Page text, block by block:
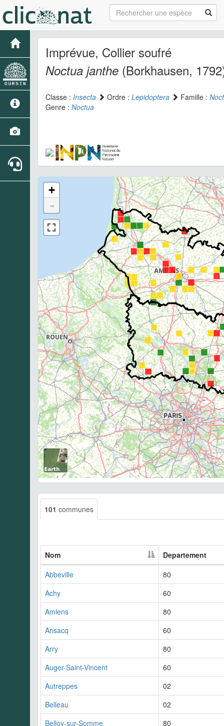
Imprévue, Collier soufré
Noctua janthe (Borkhausen,
Classe : Insecta Ordre : Lepidoptera Famille :
Genre : Noctua
+
-
101 communes
Nom
Departement
Abbeville
80
Achy
60
Amiens
80
Ansacq
60
Arry
80
Auger-Saint-Vincent
60
Autreppes
02
Belleau
02
Belloy-sur-Somme
80